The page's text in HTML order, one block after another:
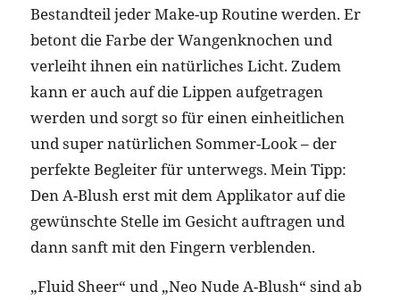
Bestandteil jeder Make-up Routine werden. Er
betont die Farbe der Wangenknochen und
verleiht ihnen ein natürliches Licht. Zudem
kann er auch auf die Lippen aufgetragen
werden und sorgt so für einen einheitlichen
und super natürlichen Sommer-Look – der
perfekte Begleiter für unterwegs. Mein Tipp:
Den A-Blush erst mit dem Applikator auf die
gewünschte Stelle im Gesicht auftragen und
dann sanft mit den Fingern verblenden.
„Fluid Sheer“ und „Neo Nude A-Blush“ sind ab